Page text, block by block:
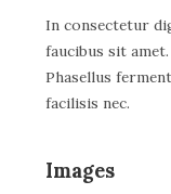
In consectetur
faucibus sit
Phasellus
facilisis nec.
Images